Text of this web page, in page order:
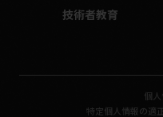
技術者教育
個
特定個人情報の適